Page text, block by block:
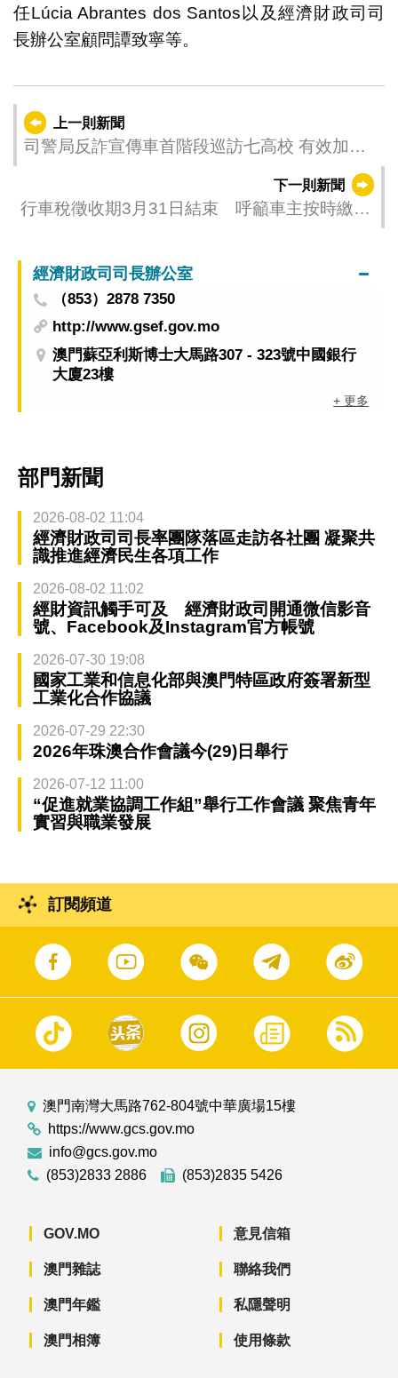
任Lúcia Abrantes dos Santos以及經濟財政司司
長辦公室顧問譚致寧等。
上一則新聞
司警局反詐宣傳車首階段巡訪七高校 有效加強
下一則新聞
行車稅徵收期3月31日結束 呼籲車主按時繳納
經濟財政司司長辦公室
（853）2878 7350
http://www.gsef.gov.mo
澳門蘇亞利斯博士大馬路307 - 323號中國銀行
大廈23樓
+ 更多
部門新聞
2026-08-02 11:04
經濟財政司司長率團隊落區走訪各社團 凝聚共
識推進經濟民生各項工作
2026-08-02 11:02
經財資訊觸手可及 經濟財政司開通微信影音
號、Facebook及Instagram官方帳號
2026-07-30 19:08
國家工業和信息化部與澳門特區政府簽署新型
工業化合作協議
2026-07-29 22:30
2026年珠澳合作會議今(29)日舉行
2026-07-12 11:00
“促進就業協調工作組”舉行工作會議 聚焦青年
實習與職業發展
訂閱頻道
澳門南灣大馬路762-804號中華廣場15樓
https://www.gcs.gov.mo
info@gcs.gov.mo
(853)2833 2886
(853)2835 5426
GOV.MO
澳門雜誌
澳門年鑑
澳門相簿
意見信箱
聯絡我們
私隱聲明
使用條款